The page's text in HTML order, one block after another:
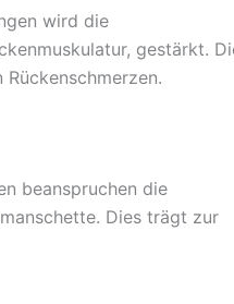
wird die
gestärkt.
beanspruchen die
Dies trägt zur